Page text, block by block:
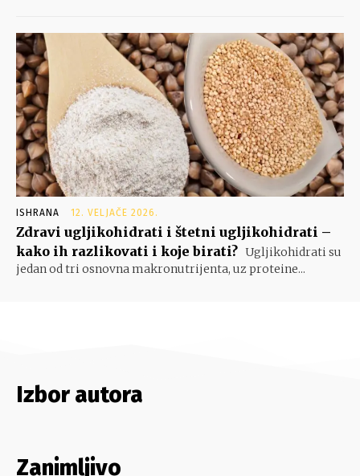
ISHRANA 12. VELJAČE 2026.
Zdravi ugljikohidrati i štetni ugljikohidrati –
kako ih razlikovati i koje birati? Ugljikohidrati su
jedan od tri osnovna makronutrijenta, uz proteine...
Izbor autora
Zanimljivo